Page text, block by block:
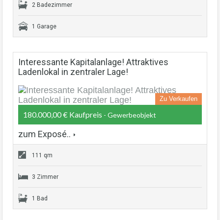
2 Badezimmer
1 Garage
Interessante Kapitalanlage! Attraktives
Ladenlokal in zentraler Lage!
Zu Verkaufen
180.000,00 € Kaufpreis - Gewerbeobjekt
zum Exposé..
111 qm
3 Zimmer
1 Bad